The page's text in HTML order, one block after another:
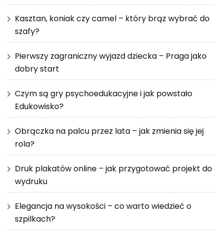
Kasztan, koniak czy camel – który brąz wybrać do
szafy?
Pierwszy zagraniczny wyjazd dziecka – Praga jako
dobry start
Czym są gry psychoedukacyjne i jak powstało
Edukowisko?
Obrączka na palcu przez lata – jak zmienia się jej
rola?
Druk plakatów online – jak przygotować projekt do
wydruku
Elegancja na wysokości – co warto wiedzieć o
szpilkach?